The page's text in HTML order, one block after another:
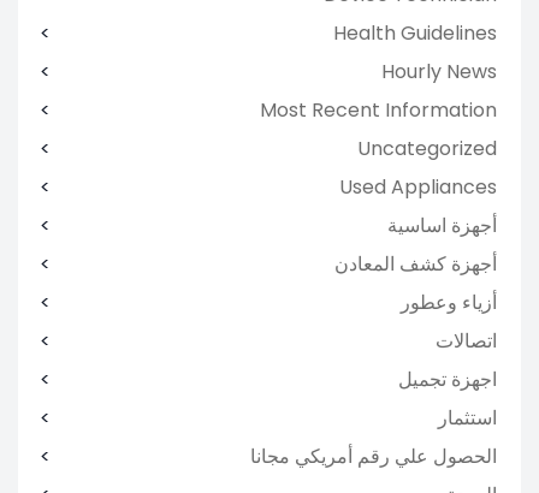
Health Guidelines
Hourly News
Most Recent Information
Uncategorized
Used Appliances
أجهزة اساسية
أجهزة كشف المعادن
أزياء وعطور
اتصالات
اجهزة تجميل
استثمار
الحصول علي رقم أمريكي مجانا